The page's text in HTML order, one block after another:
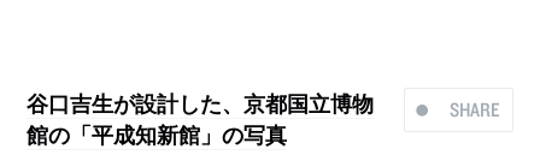
SHARE
谷口吉生が設計した、京都国立博物
館の「平成知新館」の写真